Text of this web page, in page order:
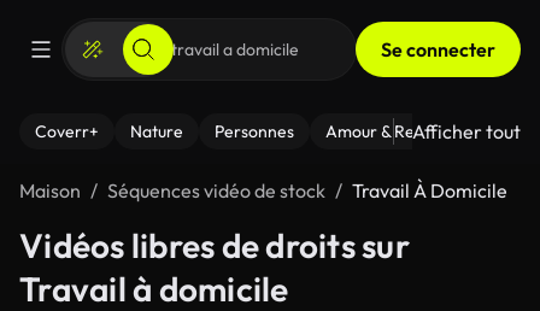
Se connecter
Coverr+ Nature Personnes Amour & Relations Le
Afficher tout
Maison Séquences vidéo de stock Travail À Domicile
Vidéos libres de droits sur
Travail à domicile